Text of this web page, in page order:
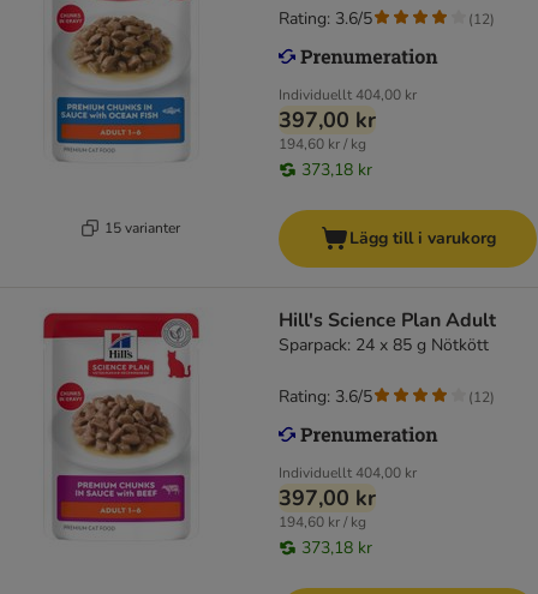
15 varianter
Individuellt404,00 kr
397,00 kr
194,60 kr / kg
373,18 kr
Rating: 3.6/5 (12)
Lägg till i varukorg
Hill's Science Plan Adult
Sparpack: 24 x 85 g Nötkött
Individuellt404,00 kr
397,00 kr
194,60 kr / kg
373,18 kr
Rating: 3.6/5 (12)